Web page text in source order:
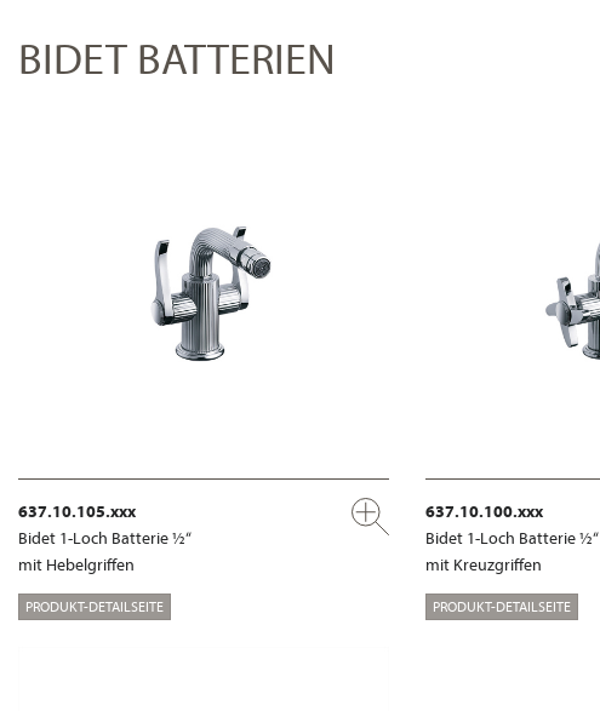
BIDET BATTERIEN
637.10.105.xxx
Bidet 1-Loch Batterie ½“
mit Hebelgriffen
PRODUKT-DETAILSEITE
637.10.100.xxx
Bidet 1-Loch Batterie ½“
mit Kreuzgriffen
PRODUKT-DETAILSEITE